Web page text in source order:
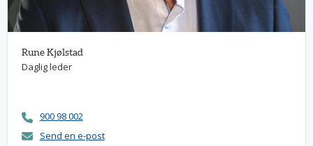
Rune Kjølstad
Daglig leder
900 98 002
Send en e-post